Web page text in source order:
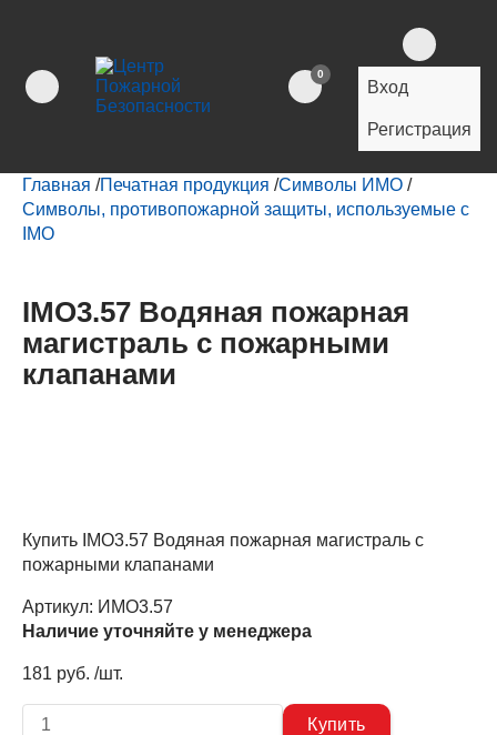
0
Вход
Регистрация
Главная /Печатная продукция /Символы ИМО /
Символы, противопожарной защиты, используемые с
IMO
IMO3.57 Водяная пожарная
магистраль с пожарными
клапанами
Купить IMO3.57 Водяная пожарная магистраль с
пожарными клапанами
Артикул: ИМО3.57
Наличие уточняйте у менеджера
181 руб. /шт.